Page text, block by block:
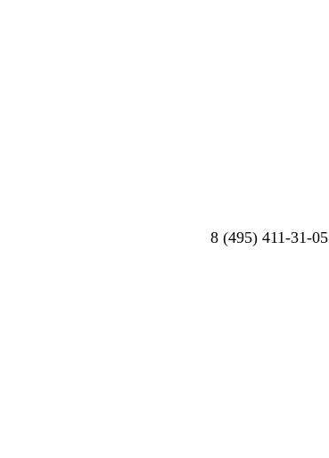
8 (495) 411-31-05